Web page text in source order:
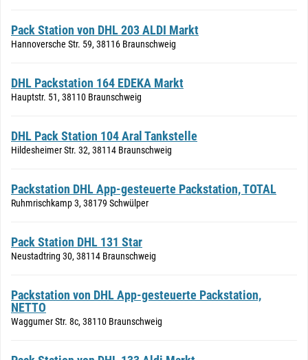
Pack Station von DHL 203 ALDI Markt
Hannoversche Str. 59, 38116 Braunschweig
DHL Packstation 164 EDEKA Markt
Hauptstr. 51, 38110 Braunschweig
DHL Pack Station 104 Aral Tankstelle
Hildesheimer Str. 32, 38114 Braunschweig
Packstation DHL App-gesteuerte Packstation, TOTAL
Ruhmrischkamp 3, 38179 Schwülper
Pack Station DHL 131 Star
Neustadtring 30, 38114 Braunschweig
Packstation von DHL App-gesteuerte Packstation,
NETTO
Waggumer Str. 8c, 38110 Braunschweig